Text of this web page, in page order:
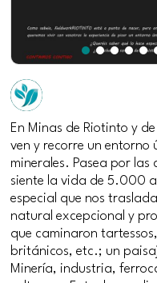
En Minas de Riotinto y
ven y recorre un entorno
minerales. Pasea por las
siente la vida de 5.000
especial que nos
natural excepcional y
que caminaron
británicos, etc.; un
Minería, industria,